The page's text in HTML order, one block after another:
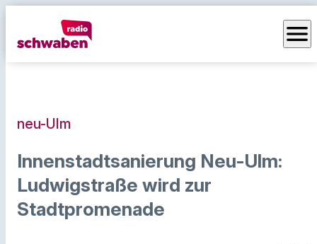
menu
neu-Ulm
Innenstadtsanierung Neu-Ulm:
Ludwigstraße wird zur
Stadtpromenade